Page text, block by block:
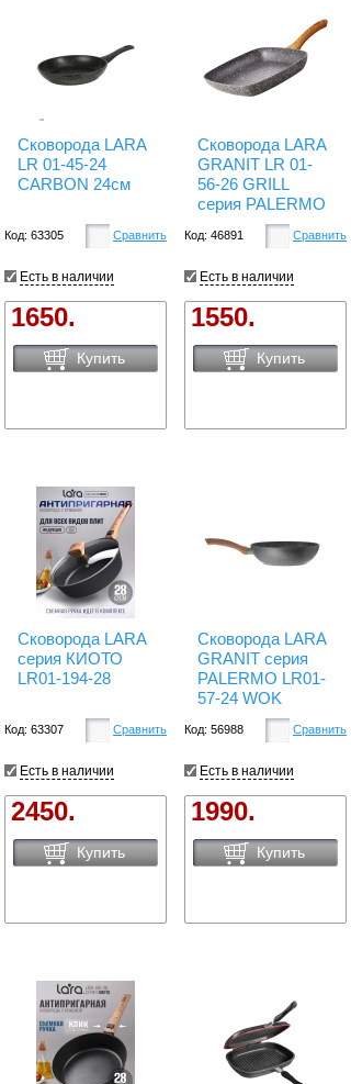
Сковорода LARA
LR 01-45-24
CARBON 24см
Код: 63305 Сравнить
Есть в наличии
1650.
Купить
Сковорода LARA
GRANIT LR 01-
56-26 GRILL
серия PALERMO
Код: 46891 Сравнить
Есть в наличии
1550.
Купить
Сковорода LARA
серия КИОТО
LR01-194-28
Код: 63307 Сравнить
Есть в наличии
2450.
Купить
Сковорода LARA
GRANIT серия
PALERMO LR01-
57-24 WOK
Код: 56988 Сравнить
Есть в наличии
1990.
Купить